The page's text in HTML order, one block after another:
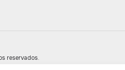
reservados.